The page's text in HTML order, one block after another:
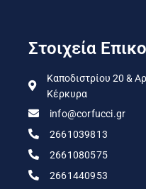
Στοιχεία
Καποδιστρίου 20 &
Κέρκυρα
info@corfucci.gr
2661039813
2661080575
2661440953